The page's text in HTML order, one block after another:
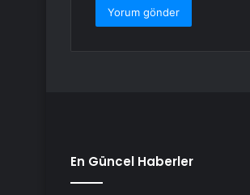
En Güncel Haberler